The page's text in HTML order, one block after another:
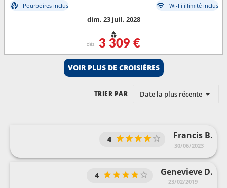
Pourboires inclus
Wi-Fi illimité inclus
dim. 23 juil. 2028
dès 3 309 €
VOIR PLUS DE CROISIÈRES
TRIER PAR Date la plus récente
Francis B.
30/06/2023
4
Genevieve D.
23/02/2019
4